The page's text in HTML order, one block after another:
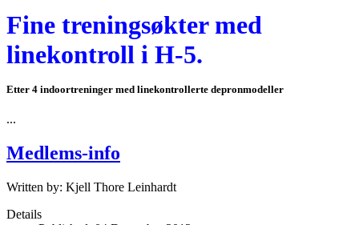
Fine treningsøkter med
linekontroll i H-5.
Etter 4 indoortreninger med linekontrollerte depronmodeller
...
Medlems-info
Written by: Kjell Thore Leinhardt
Details